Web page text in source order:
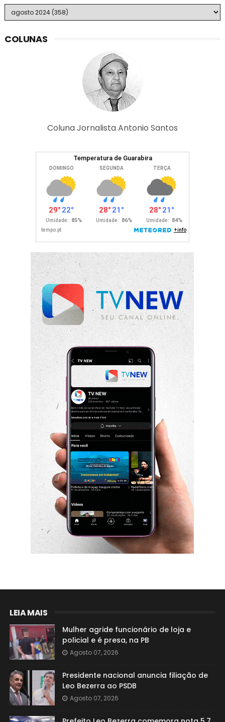
COLUNAS
Coluna Jornalista Antonio Santos
LEIA MAIS
Mulher agride funcionário de loja e
policial e é presa, na PB
Agosto 07, 2026
Presidente nacional anuncia filiação de
Leo Bezerra ao PSDB
Agosto 07, 2026